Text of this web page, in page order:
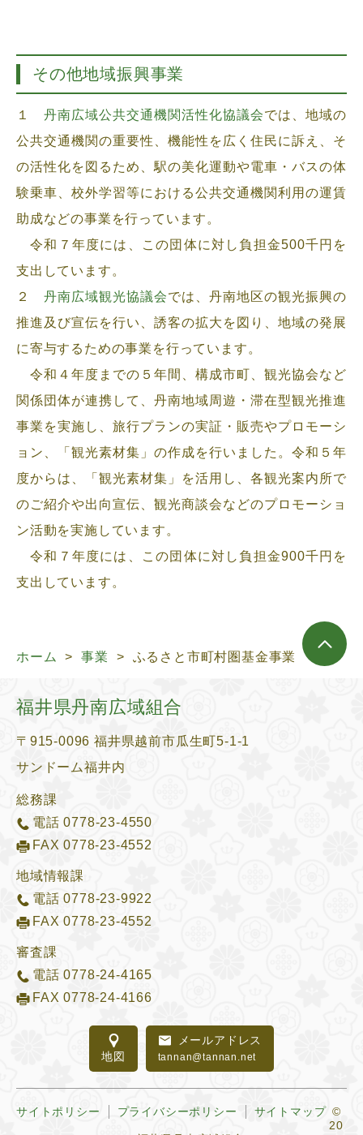
その他地域振興事業
１丹南広域公共交通機関活性化協議会では、地域の
公共交通機関の重要性、機能性を広く住民に訴え、そ
の活性化を図るため、駅の美化運動や電車・バスの体
験乗車、校外学習等における公共交通機関利用の運賃
助成などの事業を行っています。
令和７年度には、この団体に対し負担金500千円を
支出しています。
２丹南広域観光協議会では、丹南地区の観光振興の
推進及び宣伝を行い、誘客の拡大を図り、地域の発展
に寄与するための事業を行っています。
令和４年度までの５年間、構成市町、観光協会など
関係団体が連携して、丹南地域周遊・滞在型観光推進
事業を実施し、旅行プランの実証・販売やプロモーシ
ョン、「観光素材集」の作成を行いました。令和５年
度からは、「観光素材集」を活用し、各観光案内所で
のご紹介や出向宣伝、観光商談会などのプロモーショ
ン活動を実施しています。
令和７年度には、この団体に対し負担金900千円を
支出しています。
ホーム > 事業 > ふるさと市町村圏基金事業
福井県丹南広域組合
〒915-0096 福井県越前市瓜生町5-1-1
サンドーム福井内
総務課
電話0778-23-4550
FAX 0778-23-4552
地域情報課
電話0778-23-9922
FAX 0778-23-4552
審査課
電話0778-24-4165
FAX 0778-24-4166
地図
メールアドレス
tannan@tannan.net
サイトポリシー プライバシーポリシー サイトマップ ©
20